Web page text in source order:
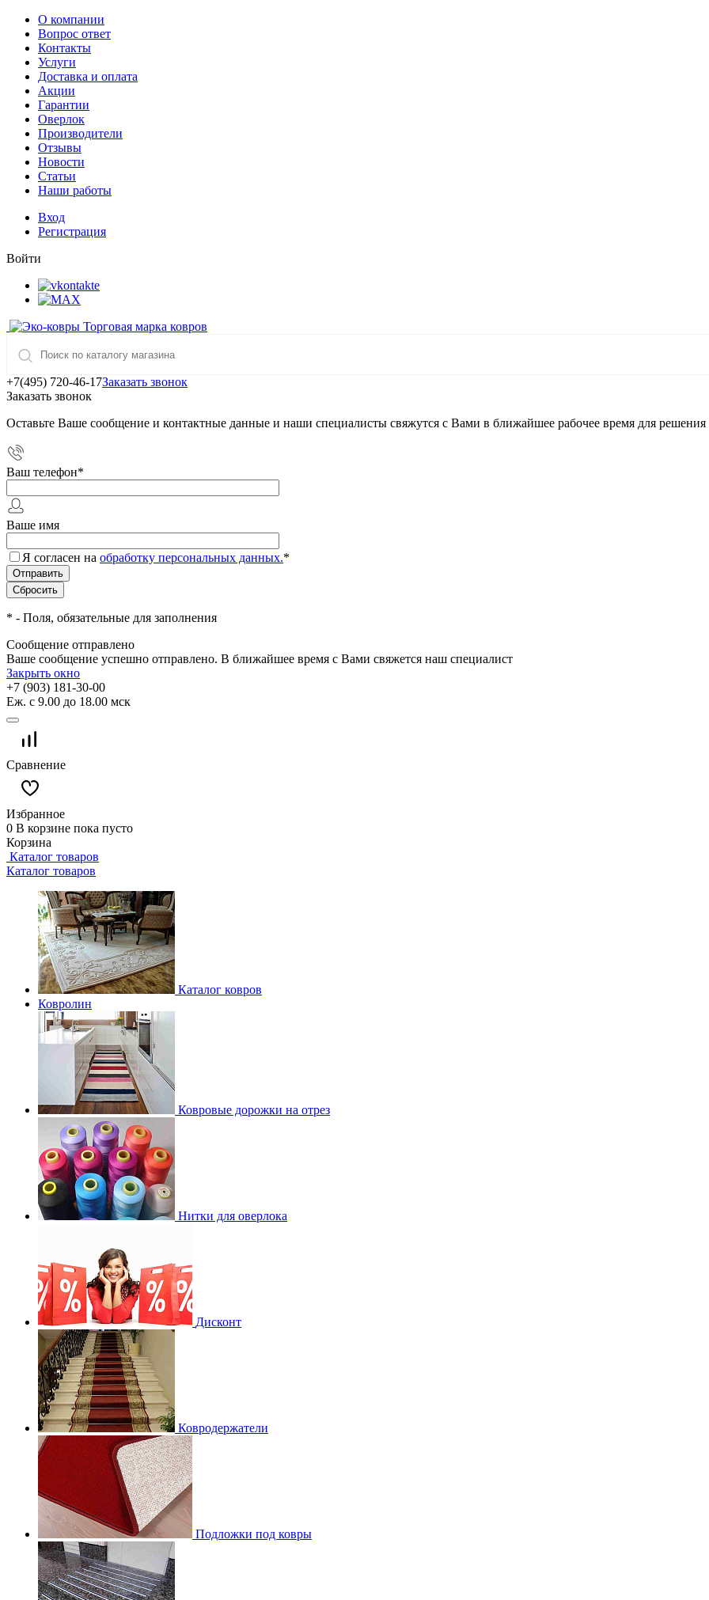
О компании
Вопрос ответ
Контакты
Услуги
Доставка и оплата
Акции
Гарантии
Оверлок
Производители
Отзывы
Новости
Статьи
Наши работы
Вход
Регистрация
Войти
Торговая марка ковров
+7(495) 720-46-17Заказать звонок
Заказать звонок
Оставьте Ваше сообщение и контактные данные и наши специалисты свяжутся с Вами в ближайшее рабочее время для
Ваш телефон*
Ваше имя
Я согласен на обработку персональных данных.*
* - Поля, обязательные для заполнения
Сообщение отправлено
Ваше сообщение успешно отправлено. В ближайшее время с Вами свяжется наш специалист
Закрыть окно
+7 (903) 181-30-00
Еж. с 9.00 до 18.00 мск
Сравнение
Избранное
0 В корзине пока пусто
Корзина
Каталог товаров
Каталог товаров
Каталог ковров
Ковролин
Ковровые дорожки на отрез
Нитки для оверлока
Дисконт
Ковродержатели
Подложки под ковры